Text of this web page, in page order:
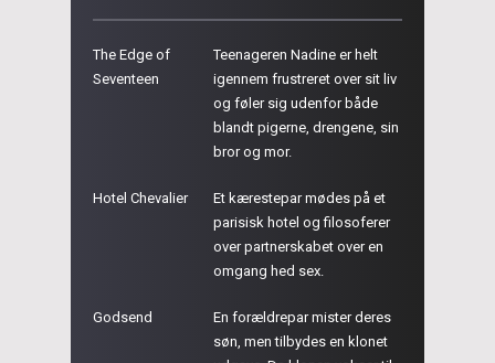
The Edge of
Seventeen
Teenageren Nadine er helt
igennem frustreret over sit liv
og føler sig udenfor både
blandt pigerne, drengene, sin
bror og mor.
Hotel Chevalier
Et kærestepar mødes på et
parisisk hotel og filosoferer
over partnerskabet over en
omgang hed sex.
Godsend
En forældrepar mister deres
søn, men tilbydes en klonet